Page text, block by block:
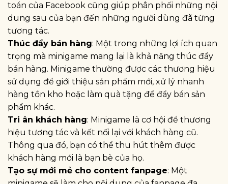
toán của Facebook cũng giúp phân phối những nội
dung sau của bạn đến những người dùng đã từng
tương tác.
Thúc đẩy bán hàng: Một trong những lợi ích quan
trọng mà minigame mang lại là khả năng thúc đẩy
bán hàng. Minigame thường được các thương hiệu
sử dụng để giới thiệu sản phẩm mới, xử lý nhanh
hàng tồn kho hoặc làm quà tặng để đẩy bán sản
phẩm khác.
Tri ân khách hàng: Minigame là cơ hội để thương
hiệu tương tác và kết nối lại với khách hàng cũ.
Thông qua đó, bạn có thể thu hút thêm được
khách hàng mới là bạn bè của họ.
Tạo sự mới mẻ cho content fanpage: Một